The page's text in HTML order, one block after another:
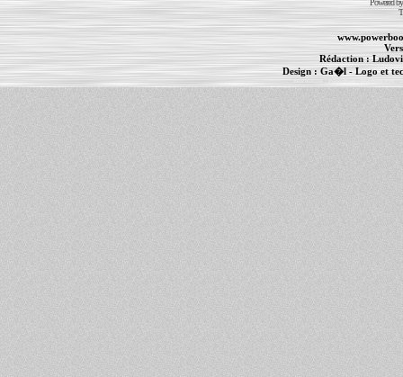
Powered
Rédaction :
Design : Ga�l - Logo et